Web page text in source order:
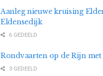
Aanleg nieuwe kruising
Eldensedijk
6 GEDEELD
Rondvaarten op de Rijn met
3 GEDEELD